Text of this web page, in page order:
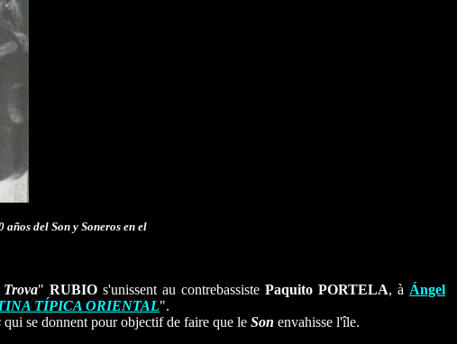
del Son y Soneros en el
Trova" RUBIOs'unissent au contrebassiste Paquito PORTELA, à Ángel
TÍPICA ORIENTAL".
qui se donnent pour objectif de faire que le Son envahisse l'île.